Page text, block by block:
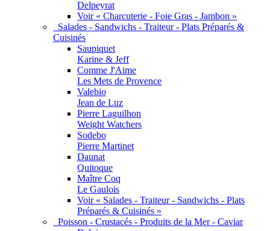
Delpeyrat
Voir « Charcuterie - Foie Gras - Jambon »
Salades - Sandwichs - Traiteur - Plats Préparés &
Cuisinés
Saupiquet
Karine & Jeff
Comme J'Aime
Les Mets de Provence
Valebio
Jean de Luz
Pierre Laguilhon
Weight Watchers
Sodebo
Pierre Martinet
Daunat
Quitoque
Maître Coq
Le Gaulois
Voir « Salades - Traiteur - Sandwichs - Plats
Préparés & Cuisinés »
Poisson - Crustacés - Produits de la Mer - Caviar